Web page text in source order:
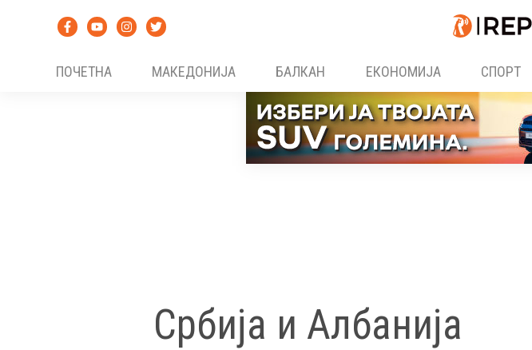
ПОЧЕТНА
МАКЕДОНИЈА БАЛКАН ЕКОНОМИЈА СПОРТ
Србија и Албанија